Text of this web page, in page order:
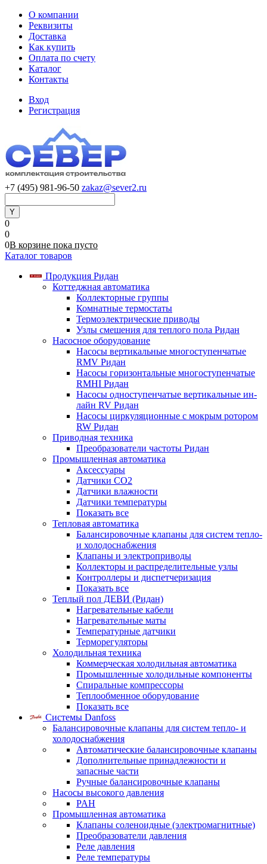
О компании
Реквизиты
Доставка
Как купить
Оплата по счету
Каталог
Контакты
Вход
Регистрация
+7 (495) 981-96-50 zakaz@sever2.ru
0
0
0В корзине пока пусто
Каталог товаров
Продукция Ридан
Коттеджная автоматика
Коллекторные группы
Комнатные термостаты
Термоэлектрические приводы
Узлы смешения для теплого пола Ридан
Насосное оборудование
Насосы вертикальные многоступенчатые
RMV Ридан
Насосы горизонтальные многоступенчатые
RMHI Ридан
Насосы одноступенчатые вертикальные ин-
лайн RV Ридан
Насосы циркуляционные с мокрым ротором
RW Ридан
Приводная техника
Преобразователи частоты Ридан
Промышленная автоматика
Аксессуары
Датчики CO2
Датчики влажности
Датчики температуры
Показать все
Тепловая автоматика
Балансировочные клапаны для систем тепло-
и холодоснабжения
Клапаны и электроприводы
Коллекторы и распределительные узлы
Контроллеры и диспетчеризация
Показать все
Теплый пол ДЕВИ (Ридан)
Нагревательные кабели
Нагревательные маты
Температурные датчики
Терморегуляторы
Холодильная техника
Коммерческая холодильная автоматика
Промышленные холодильные компоненты
Спиральные компрессоры
Теплообменное оборудование
Показать все
Системы Danfoss
Балансировочные клапаны для систем тепло- и
холодоснабжения
Автоматические балансировочные клапаны
Дополнительные принадлежности и
запасные части
Ручные балансировочные клапаны
Насосы высокого давления
PAH
Промышленная автоматика
Клапаны соленоидные (электромагнитные)
Преобразователи давления
Реле давления
Реле температуры